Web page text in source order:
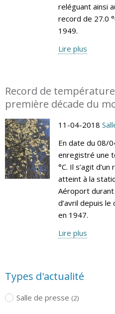
reléguant ainsi
record de 27.0
1949.
Lire plus
Record de
première décade du
11-04-2018
En date du 08/
enregistré une
°C. Il s’agit
atteint à la
Aéroport
d’avril depuis
en 1947.
Lire plus
Types d'actualité
Salle de presse (2)